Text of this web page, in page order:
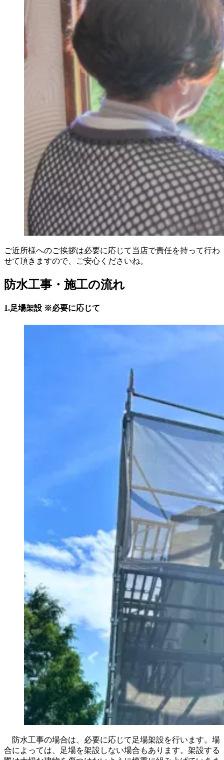
ご近所様へのご挨拶は必要に応じて当店で責任を持って行わ
せて頂きますので、ご安心くださいね。
防水工事・施工の流れ
1.足場架設 ※必要に応じて
防水工事の場合は、必要に応じて足場架設を行います。場
合によっては、足場を架設しない場合もあります。架設する